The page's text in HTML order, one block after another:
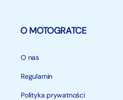
O MOTOGRATCE
O nas
Regulamin
Polityka prywatności